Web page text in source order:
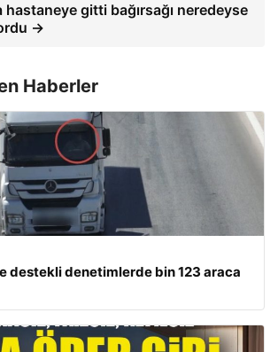
hastaneye gitti bağırsağı neredeyse
→
Haberler
destekli denetimlerde bin 123 araca